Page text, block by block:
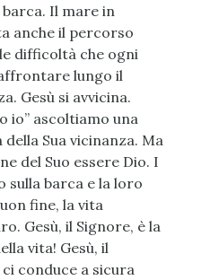
Il mare in
anche il percorso
difficoltà che ogni
lungo il
Gesù si avvicina.
io” ascoltiamo una
Sua vicinanza. Ma
del Suo essere Dio. I
sulla barca e la loro
fine, la vita
Gesù, il Signore, è la
vita! Gesù, il
conduce a sicura